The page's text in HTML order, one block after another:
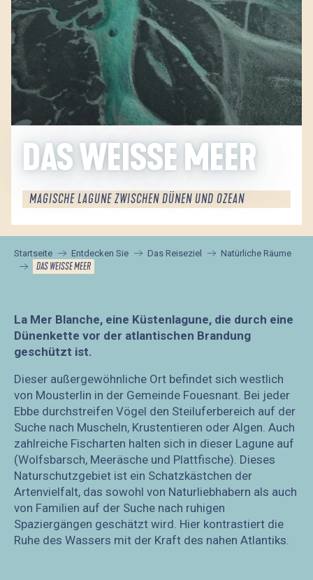
DAS WEISSE MEER
MAGISCHE LAGUNE ZWISCHEN DÜNEN UND OZEAN
Startseite Entdecken Sie Das Reiseziel Natürliche Räume
DAS WEISSE MEER
La Mer Blanche, eine Küstenlagune, die durch eine
Dünenkette vor der atlantischen Brandung
geschützt ist.
Dieser außergewöhnliche Ort befindet sich westlich
von Mousterlin in der Gemeinde Fouesnant. Bei jeder
Ebbe durchstreifen Vögel den Steiluferbereich auf der
Suche nach Muscheln, Krustentieren oder Algen. Auch
zahlreiche Fischarten halten sich in dieser Lagune auf
(Wolfsbarsch, Meeräsche und Plattfische). Dieses
Naturschutzgebiet ist ein Schatzkästchen der
Artenvielfalt, das sowohl von Naturliebhabern als auch
von Familien auf der Suche nach ruhigen
Spaziergängen geschätzt wird. Hier kontrastiert die
Ruhe des Wassers mit der Kraft des nahen Atlantiks.